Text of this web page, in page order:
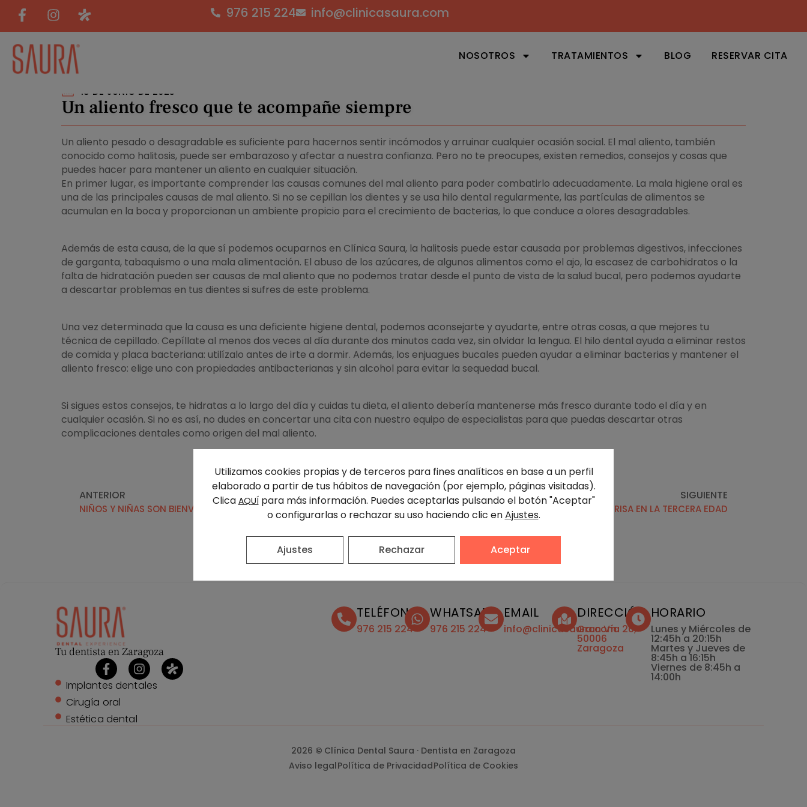
976 215 224 info@clinicasaura.com
NOSOTROS TRATAMIENTOS BLOG RESERVAR CITA
15 DE JUNIO DE 2023
Un aliento fresco que te acompañe siempre
Un aliento pesado o desagradable es suficiente para hacernos sentir incómodos y arruinar cualquier ocasión social. El mal aliento, también
conocido como halitosis, puede ser embarazoso y afectar a nuestra confianza. Pero no te preocupes, existen remedios, consejos y cosas que
puedes hacer para mantener un aliento en cualquier situación.
En primer lugar, es importante comprender las causas comunes del mal aliento para poder combatirlo adecuadamente. La mala higiene oral es
una de las principales causas de mal aliento. Si no se cepillan los dientes y se usa hilo dental regularmente, las partículas de alimentos se
acumulan en la boca y proporcionan un ambiente propicio para el crecimiento de bacterias, lo que conduce a olores desagradables.
Además de esta causa, de la que sí podemos ocuparnos en Clínica Saura, la halitosis puede estar causada por problemas digestivos, infecciones
de garganta, tabaquismo o una mala alimentación. El abuso de los azúcares, de algunos alimentos como el ajo, la escasez de carbohidratos o la
falta de hidratación pueden ser causas de mal aliento que no podemos tratar desde el punto de vista de la salud bucal, pero podemos ayudarte
a descartar problemas en tus dientes si sufres de este problema.
Una vez determinada que la causa es una deficiente higiene dental, podemos aconsejarte y ayudarte, entre otras cosas, a que mejores tu
técnica de cepillado. Cepíllate al menos dos veces al día durante dos minutos cada vez, sin olvidar la lengua. El hilo dental ayuda a eliminar restos
de comida y placa bacteriana: utilízalo antes de irte a dormir. Además, los enjuagues bucales pueden ayudar a eliminar bacterias y mantener el
aliento fresco: elige uno con propiedades antibacterianas y sin alcohol para evitar la sequedad bucal.
Si sigues estos consejos, te hidratas a lo largo del día y cuidas tu dieta, el aliento debería mantenerse más fresco durante todo el día y en
cualquier ocasión. Si no es así, no dudes en concertar una cita con nuestro equipo de especialistas para que puedas descartar otras
complicaciones dentales como origen del mal aliento.
ANTERIOR SIGUIENTE
MANTÉN TU SONRISA EN LA TERCERA EDAD
Tu dentista en Zaragoza
Implantes dentales
Cirugía oral
Estética dental
TELÉFONO
976 215 224
WHATSAPP
976 215 224
EMAIL
info@clinicasaura.com
DIRECCIÓN
Gran Vía 26,
50006
Zaragoza
HORARIO
Lunes y Miércoles de
12:45h a 20:15h
Martes y Jueves de
8:45h a 16:15h
Viernes de 8:45h a
14:00h
2026 © Clínica Dental Saura · Dentista en Zaragoza
Aviso legalPolítica de PrivacidadPolítica de Cookies
Utilizamos cookies propias y de terceros para fines analíticos en base a un perfil
elaborado a partir de tus hábitos de navegación (por ejemplo, páginas visitadas).
Clica AQUÍpara más información. Puedes aceptarlas pulsando el botón "Aceptar"
o configurarlas o rechazar su uso haciendo clic enAjustes.
Aceptar
Rechazar
Ajustes